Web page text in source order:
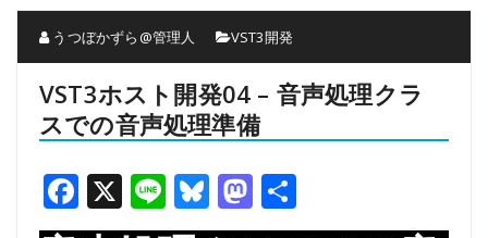
うつぼかずら@管理人 VST3開発
VST3ホスト開発04 – 音声処理クラ
スでの音声処理準備
Facebook
X LineBluesky
Mastodon
有